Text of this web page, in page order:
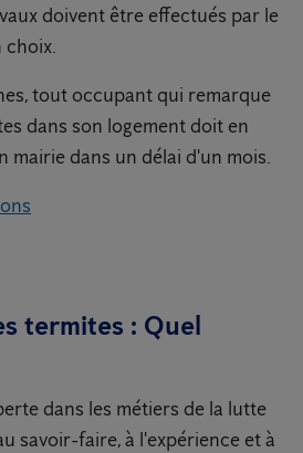
doivent être effectués par le
choix.
tout occupant qui remarque
dans son logement doit en
mairie dans un délai d'un mois.
termites : Quel
dans les métiers de la lutte
savoir-faire, à l'expérience et à